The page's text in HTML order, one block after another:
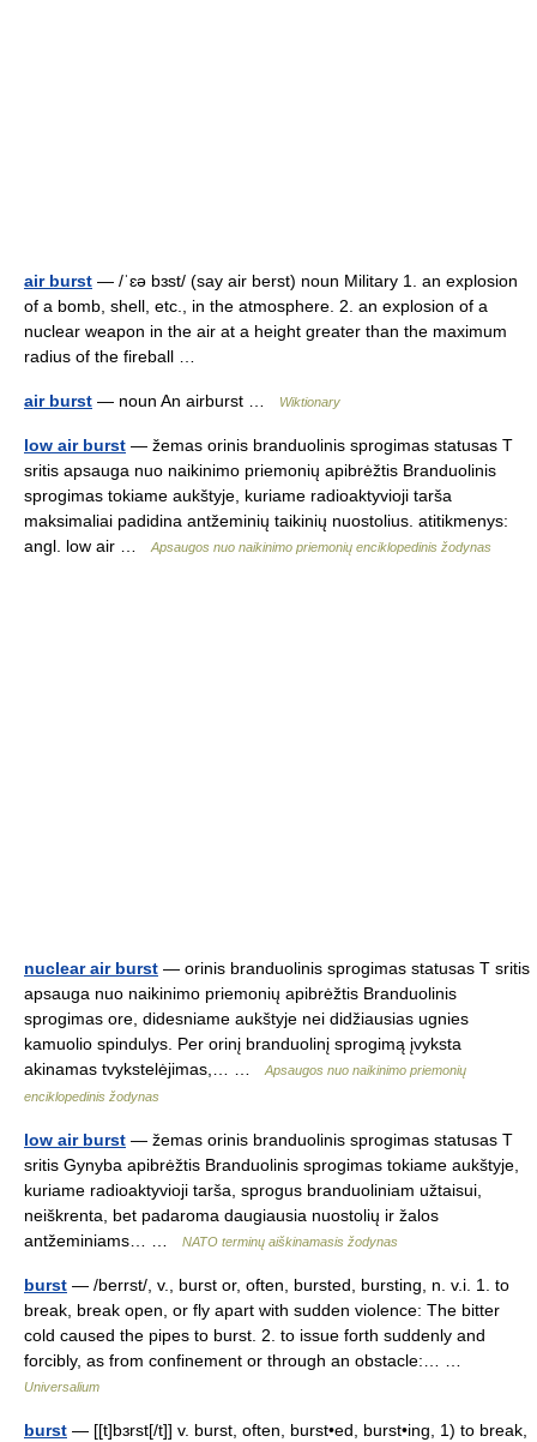
air burst — /ˈɛə bɜst/ (say air berst) noun Military 1. an explosion
of a bomb, shell, etc., in the atmosphere. 2. an explosion of a
nuclear weapon in the air at a height greater than the maximum
radius of the fireball …
air burst — noun An airburst … Wiktionary
low air burst — žemas orinis branduolinis sprogimas statusas T
sritis apsauga nuo naikinimo priemonių apibrėžtis Branduolinis
sprogimas tokiame aukštyje, kuriame radioaktyvioji tarša
maksimaliai padidina antžeminių taikinių nuostolius. atitikmenys:
angl. low air …
Apsaugos nuo naikinimo priemonių enciklopedinis žodynas
nuclear air burst — orinis branduolinis sprogimas statusas T sritis
apsauga nuo naikinimo priemonių apibrėžtis Branduolinis
sprogimas ore, didesniame aukštyje nei didžiausias ugnies
kamuolio spindulys. Per orinį branduolinį sprogimą įvyksta
akinamas tvykstelėjimas,… …
Apsaugos nuo naikinimo priemonių
enciklopedinis žodynas
low air burst — žemas orinis branduolinis sprogimas statusas T
sritis Gynyba apibrėžtis Branduolinis sprogimas tokiame aukštyje,
kuriame radioaktyvioji tarša, sprogus branduoliniam užtaisui,
neiškrenta, bet padaroma daugiausia nuostolių ir žalos
antžeminiams… …
NATO terminų aiškinamasis žodynas
burst — /berrst/, v., burst or, often, bursted, bursting, n. v.i. 1. to
break, break open, or fly apart with sudden violence: The bitter
cold caused the pipes to burst. 2. to issue forth suddenly and
forcibly, as from confinement or through an obstacle:… …
Universalium
burst — [[t]bɜrst[/t]] v. burst, often, burst•ed, burst•ing, 1) to break,